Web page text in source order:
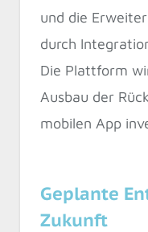
und die
durch
Die Plattform
Ausbau der
mobilen App
Geplante
Zukunft